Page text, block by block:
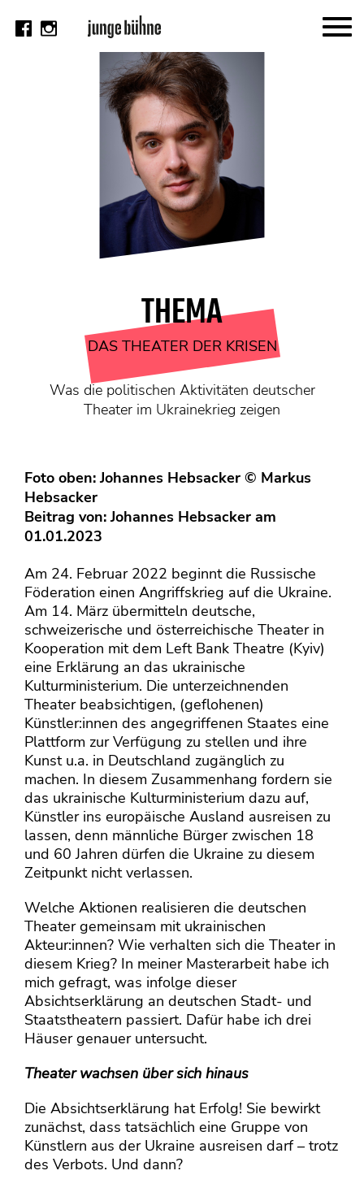
KONTAKT
Mediadaten
Wir suchen…
THEMA
DAS THEATER DER KRISEN
Was die politischen Aktivitäten deutscher
Theater im Ukrainekrieg zeigen
Foto oben: Johannes Hebsacker © Markus
Hebsacker
Beitrag von:Johannes Hebsacker am
01.01.2023
Am 24. Februar 2022 beginnt die Russische
Föderation einen Angriffskrieg auf die Ukraine.
Am 14. März übermitteln deutsche,
schweizerische und österreichische Theater in
Kooperation mit dem Left Bank Theatre (Kyiv)
eine Erklärung an das ukrainische
Kulturministerium. Die unterzeichnenden
Theater beabsichtigen, (geflohenen)
Künstler:innen des angegriffenen Staates eine
Plattform zur Verfügung zu stellen und ihre
Kunst u.a. in Deutschland zugänglich zu
machen. In diesem Zusammenhang fordern sie
das ukrainische Kulturministerium dazu auf,
Künstler ins europäische Ausland ausreisen zu
lassen, denn männliche Bürger zwischen 18
und 60 Jahren dürfen die Ukraine zu diesem
Zeitpunkt nicht verlassen.
Welche Aktionen realisieren die deutschen
Theater gemeinsam mit ukrainischen
Akteur:innen? Wie verhalten sich die Theater in
diesem Krieg? In meiner Masterarbeit habe ich
mich gefragt, was infolge dieser
Absichtserklärung an deutschen Stadt- und
Staatstheatern passiert. Dafür habe ich drei
Häuser genauer untersucht.
Theater wachsen über sich hinaus
Die Absichtserklärung hat Erfolg! Sie bewirkt
zunächst, dass tatsächlich eine Gruppe von
Künstlern aus der Ukraine ausreisen darf – trotz
des Verbots. Und dann?